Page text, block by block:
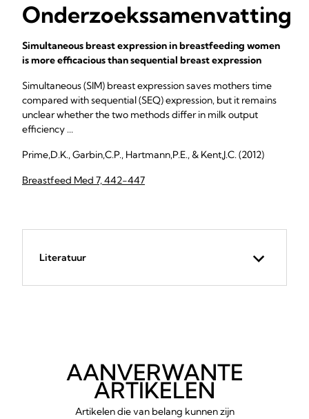
Onderzoekssamenvatting
Simultaneous breast expression in breastfeeding women
is more efficacious than sequential breast expression
Simultaneous (SIM) breast expression saves mothers time
compared with sequential (SEQ) expression, but it remains
unclear whether the two methods differ in milk output
efficiency ...
Prime,D.K., Garbin,C.P., Hartmann,P.E., & Kent,J.C. (2012)
Breastfeed Med 7, 442-447
Literatuur
AANVERWANTE
ARTIKELEN
Artikelen die van belang kunnen zijn